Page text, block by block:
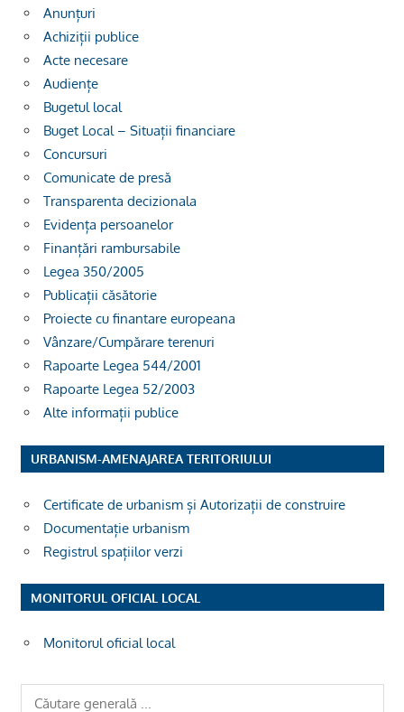
Anunțuri
Achiziții publice
Acte necesare
Audiențe
Bugetul local
Buget Local – Situații financiare
Concursuri
Comunicate de presă
Transparenta decizionala
Evidența persoanelor
Finanțări rambursabile
Legea 350/2005
Publicații căsătorie
Proiecte cu finantare europeana
Vânzare/Cumpărare terenuri
Rapoarte Legea 544/2001
Rapoarte Legea 52/2003
Alte informații publice
URBANISM-AMENAJAREA TERITORIULUI
Certificate de urbanism și Autorizații de construire
Documentație urbanism
Registrul spațiilor verzi
MONITORUL OFICIAL LOCAL
Monitorul oficial local